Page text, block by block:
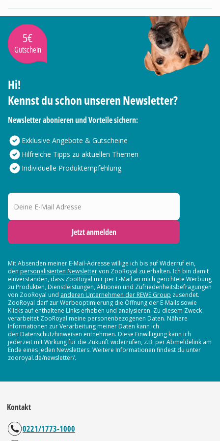
5€
Gutschein
Hi!
Kennst du schon unseren Newsletter?
Newsletter abonieren und Vorteile sichern:
Exklusive Angebote & Gutscheine
Hilfreiche Tipps zu aktuellen Themen
Individuelle Produktempfehlung
Deine E-Mail Adresse
Jetzt anmelden
Mit Absenden meiner E-Mail-Adresse willige ich bis auf Widerruf ein,
den personalisierten Newslettervon ZooRoyal zu erhalten. Ich bin damit
einverstanden, dass ZooRoyal mir per E-Mail an mich gerichtete Werbung
zu Produkten, Dienstleistungen, Aktionen und Zufriedenheitsbefragungen
von ZooRoyal und anderen Unternehmen der REWE Group zusendet.
ZooRoyal darf zur Werbeoptimierung die Öffnung der E-Mails sowie
Klicks auf enthaltene Links erheben und analysieren. Zu diesem Zweck
verarbeitet ZooRoyal meine personenbezogenen Daten. Nähere
Informationen zur Verarbeitung meiner Daten kann ich
den Datenschutzhinweisen entnehmen. Diese Einwilligung kann ich
jederzeit mit Wirkung für die Zukunft widerrufen, z.B. per Abmeldelink am
Ende eines jeden Newsletters. Weitere Informationen findest du unter
zooroyal.de/newsletter/.
Kontakt
0221/1773-1000